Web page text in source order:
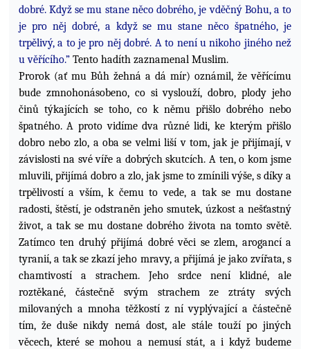
dobré. Když se mu stane něco dobrého, je vděčný Bohu, a to
je pro něj dobré, a když se mu stane něco špatného, je
trpělivý, a to je pro něj dobré. A to není u nikoho jiného než
u věřícího.”Tento hadíth zaznamenal Muslim.
Prorok (ať mu Bůh žehná a dá mír) oznámil, že věřícímu
bude zmnohonásobeno, co si vyslouží, dobro, plody jeho
činů týkajících se toho, co k němu přišlo dobrého nebo
špatného. A proto vidíme dva různé lidi, ke kterým přišlo
dobro nebo zlo, a oba se velmi liší v tom, jak je přijímají, v
závislosti na své víře a dobrých skutcích. A ten, o kom jsme
mluvili, přijímá dobro a zlo, jak jsme to zmínili výše, s díky a
trpělivostí a vším, k čemu to vede, a tak se mudostane
radosti, štěstí, je odstraněn jeho smutek, úzkost a nešťastný
život, a tak se mu dostane dobrého života na tomto světě.
Zatímco ten druhý přijímá dobré věci se zlem, arogancí a
tyranií, a tak se zkazí jeho mravy, a přijímá je jako zvířata, s
chamtivostí a strachem. Jeho srdce není klidné, ale
roztěkané, částečně svým strachem ze ztráty svých
milovaných a mnoha těžkostí z ní vyplývající a částečně
tím, že duše nikdy nemá dost, ale stále touží po jiných
věcech, které se mohou a nemusí stát, a i když budeme